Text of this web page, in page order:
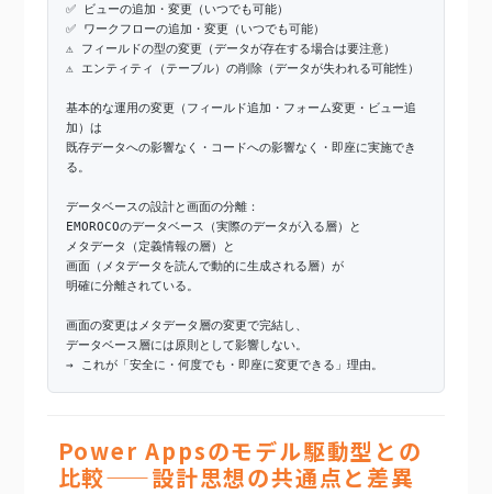
✅ ビューの追加・変更（いつでも可能）
✅ ワークフローの追加・変更（いつでも可能）
⚠️ フィールドの型の変更（データが存在する場合は要注意）
⚠️ エンティティ（テーブル）の削除（データが失われる可能性）
基本的な運用の変更（フィールド追加・フォーム変更・ビュー追
加）は
既存データへの影響なく・コードへの影響なく・即座に実施でき
る。
データベースの設計と画面の分離：
EMOROCOのデータベース（実際のデータが入る層）と
メタデータ（定義情報の層）と
画面（メタデータを読んで動的に生成される層）が
明確に分離されている。
画面の変更はメタデータ層の変更で完結し、
データベース層には原則として影響しない。
→ これが「安全に・何度でも・即座に変更できる」理由。
Power Appsのモデル駆動型との
比較——設計思想の共通点と差異